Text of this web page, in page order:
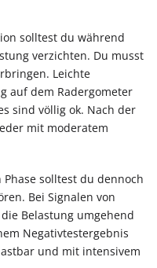
solltest du während
verzichten. Du musst
Leichte
auf dem Radergometer
sind völlig ok. Nach der
mit moderatem
solltest du dennoch
Bei Signalen von
Belastung umgehend
Negativtestergebnis
und mit intensivem